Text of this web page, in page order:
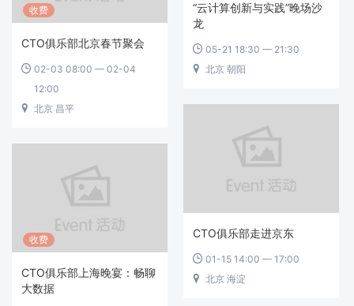
“云计算创新与实践”晚场沙
龙
 05-21 18:30 — 21:30
 北京 朝阳
收费
CTO俱乐部北京春节聚会
 02-03 08:00 — 02-04
12:00
 北京 昌平
CTO俱乐部走进京东
 01-15 14:00 — 17:00
 北京 海淀
收费
CTO俱乐部上海晚宴：畅聊
大数据